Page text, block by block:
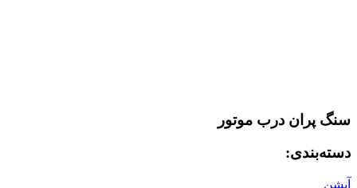
سنگ پران درب موتور
دسته‌بندی:
آپشن